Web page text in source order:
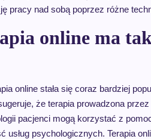
pracy nad sobą poprzez różne
online ma
online stała się coraz bardziej
że terapia prowadzona
pacjenci mogą korzystać z
usług psychologicznych. Terapia